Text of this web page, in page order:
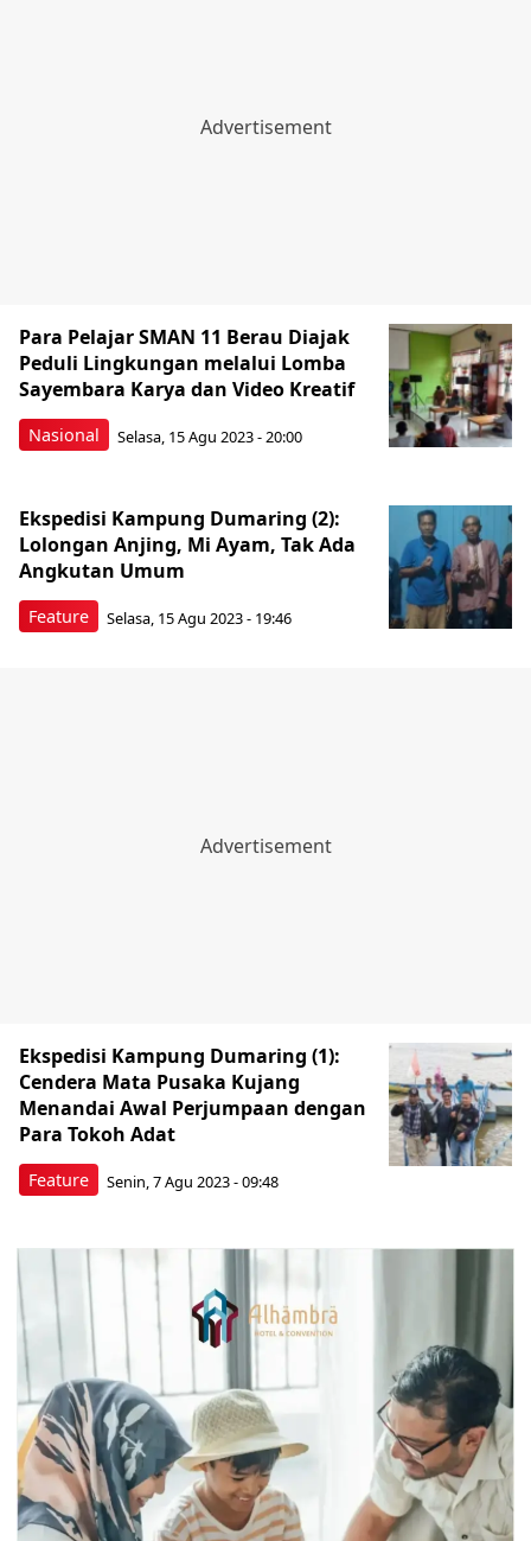
Nasional
Para Pelajar SMAN 11 Berau Diajak
Peduli Lingkungan melalui Lomba
Sayembara Karya dan Video Kreatif
Selasa, 15 Agu 2023 - 20:00
Feature
Ekspedisi Kampung Dumaring (2):
Lolongan Anjing, Mi Ayam, Tak Ada
Angkutan Umum
Selasa, 15 Agu 2023 - 19:46
Feature
Ekspedisi Kampung Dumaring (1):
Cendera Mata Pusaka Kujang
Menandai Awal Perjumpaan dengan
Para Tokoh Adat
Senin, 7 Agu 2023 - 09:48